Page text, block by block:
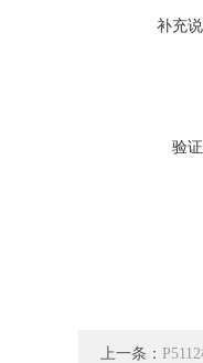
补充
验
上一条：